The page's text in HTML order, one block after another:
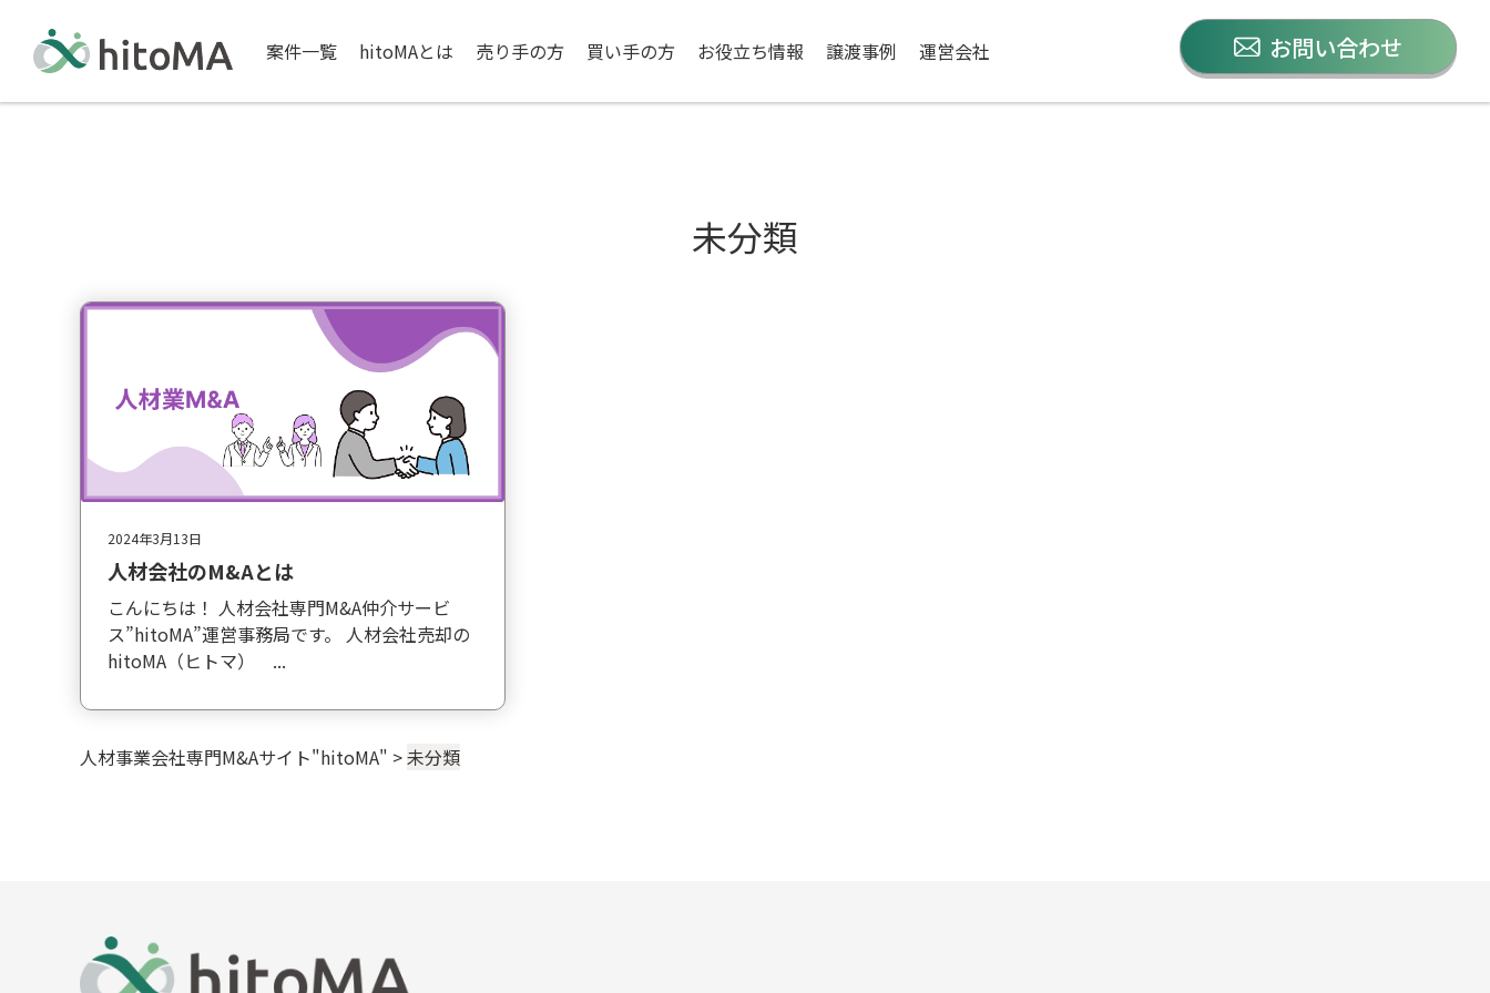
案件一覧 hitoMAとは 売り手の方 買い手の方 お役立ち情報 譲渡事例 運営会社 お問い合わせ
未分類
2024年3月13日
人材会社のM&Aとは
こんにちは！ 人材会社専門M&A仲介サービ
ス”hitoMA”運営事務局です。 人材会社売却の
hitoMA（ヒトマ） ...
人材事業会社専門M&Aサイト"hitoMA" >未分類